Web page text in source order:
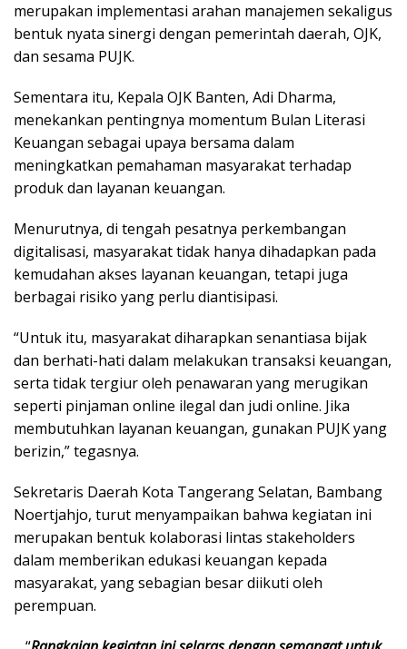
merupakan implementasi arahan manajemen sekaligus
bentuk nyata sinergi dengan pemerintah daerah, OJK,
dan sesama PUJK.
Sementara itu, Kepala OJK Banten, Adi Dharma,
menekankan pentingnya momentum Bulan Literasi
Keuangan sebagai upaya bersama dalam
meningkatkan pemahaman masyarakat terhadap
produk dan layanan keuangan.
Menurutnya, di tengah pesatnya perkembangan
digitalisasi, masyarakat tidak hanya dihadapkan pada
kemudahan akses layanan keuangan, tetapi juga
berbagai risiko yang perlu diantisipasi.
“Untuk itu, masyarakat diharapkan senantiasa bijak
dan berhati-hati dalam melakukan transaksi keuangan,
serta tidak tergiur oleh penawaran yang merugikan
seperti pinjaman online ilegal dan judi online. Jika
membutuhkan layanan keuangan, gunakan PUJK yang
berizin,” tegasnya.
Sekretaris Daerah Kota Tangerang Selatan, Bambang
Noertjahjo, turut menyampaikan bahwa kegiatan ini
merupakan bentuk kolaborasi lintas stakeholders
dalam memberikan edukasi keuangan kepada
masyarakat, yang sebagian besar diikuti oleh
perempuan.